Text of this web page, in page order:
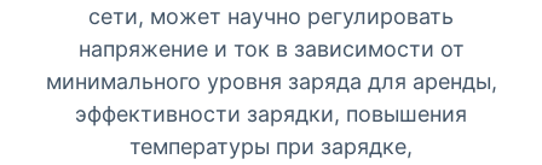
сети, может научно регулировать
напряжение и ток в зависимости от
минимального уровня заряда для аренды,
эффективности зарядки, повышения
температуры при зарядке,